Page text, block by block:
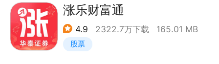
分了解股海战绩。
4、精选金融产品
爆款好基，首发基金，部分优选好基一折起；海量金融
迹，追涨打板如此轻松;
【探雷神器】 重磅加装探雷神器，财务风险无处躲
藏，业绩陷阱一探便知;
【筹码分布】 破解个股筹码布局，洞悉主力持仓玄
涨乐财富通
4.9 2322.7万下载 165.01 MB
股票